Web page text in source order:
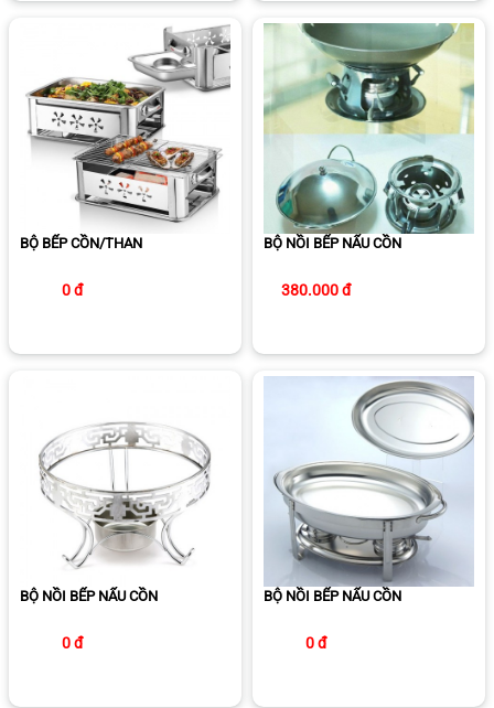
BỘ BẾP CỒN/THAN
0 đ
BỘ NỒI BẾP NẤU CỒN
380.000 đ
BỘ NỒI BẾP NẤU CỒN
0 đ
BỘ NỒI BẾP NẤU CỒN
0 đ